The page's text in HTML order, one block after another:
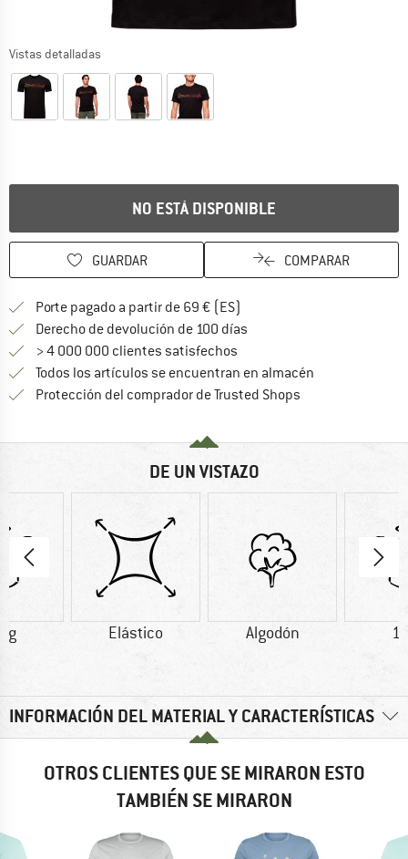
Vistas detalladas
NO ESTÁ DISPONIBLE
GUARDAR COMPARAR
Porte pagado a partir de 69 € (ES)
Derecho de devolución de 100 días
> 4 000 000 clientes satisfechos
Todos los artículos se encuentran en almacén
Protección del comprador de Trusted Shops
DE UN VISTAZO
g Elástico Algodón
INFORMACIÓN DEL MATERIAL Y CARACTERÍSTICAS
OTROS CLIENTES QUE SE MIRARON ESTO
TAMBIÉN SE MIRARON